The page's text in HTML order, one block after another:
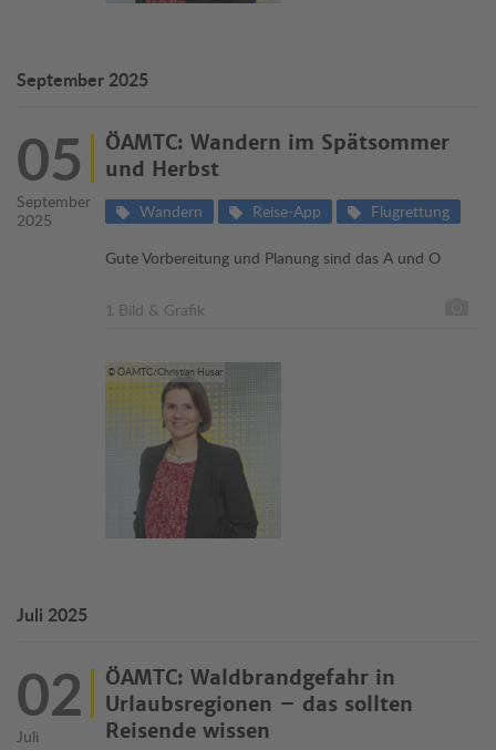
September 2025
05
September
2025
ÖAMTC: Wandern im Spätsommer
und Herbst
Wandern Reise-App Flugrettung
Gute Vorbereitung und Planung sind das A und O
1 Bild & Grafik
© ÖAMTC/Christian Husar
Juli 2025
02
Juli
ÖAMTC: Waldbrandgefahr in
Urlaubsregionen – das sollten
Reisende wissen